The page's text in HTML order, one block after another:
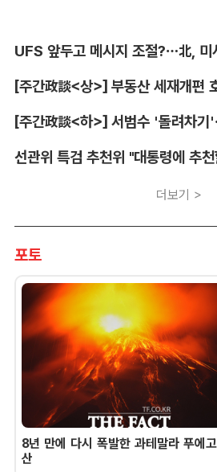
UFS 앞두고 메시지 조절?…北, 미
더보기 >
포토
8년 만에 다시 폭발한 과테말라 푸에
산